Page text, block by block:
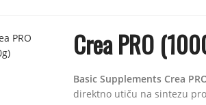
Crea PRO
Basic Supplements Crea
direktno utiču na sintezu